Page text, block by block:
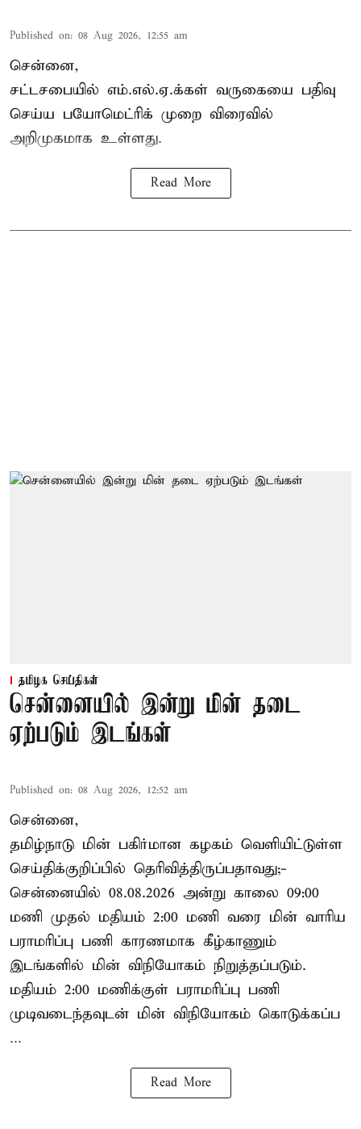
Published on: 08 Aug 2026, 12:55 am
சென்னை,
சட்டசபையில் எம்.எல்.ஏ.க்கள் வருகையை பதிவு
செய்ய பயோமெட்ரிக் முறை விரைவில்
அறிமுகமாக உள்ளது.
Read More
தமிழக செய்திகள்
சென்னையில் இன்று மின் தடை
ஏற்படும் இடங்கள்
Published on: 08 Aug 2026, 12:52 am
சென்னை,
தமிழ்நாடு மின் பகிர்மான கழகம் வெளியிட்டுள்ள
செய்திக்குறிப்பில் தெரிவித்திருப்பதாவது;-
சென்னையில் 08.08.2026 அன்று காலை 09:00
மணி முதல் மதியம் 2:00 மணி வரை மின் வாரிய
பராமரிப்பு பணி காரணமாக கீழ்காணும்
இடங்களில் மின் விநியோகம் நிறுத்தப்படும்.
மதியம் 2:00 மணிக்குள் பராமரிப்பு பணி
முடிவடைந்தவுடன் மின் விநியோகம் கொடுக்கப்ப
...
Read More